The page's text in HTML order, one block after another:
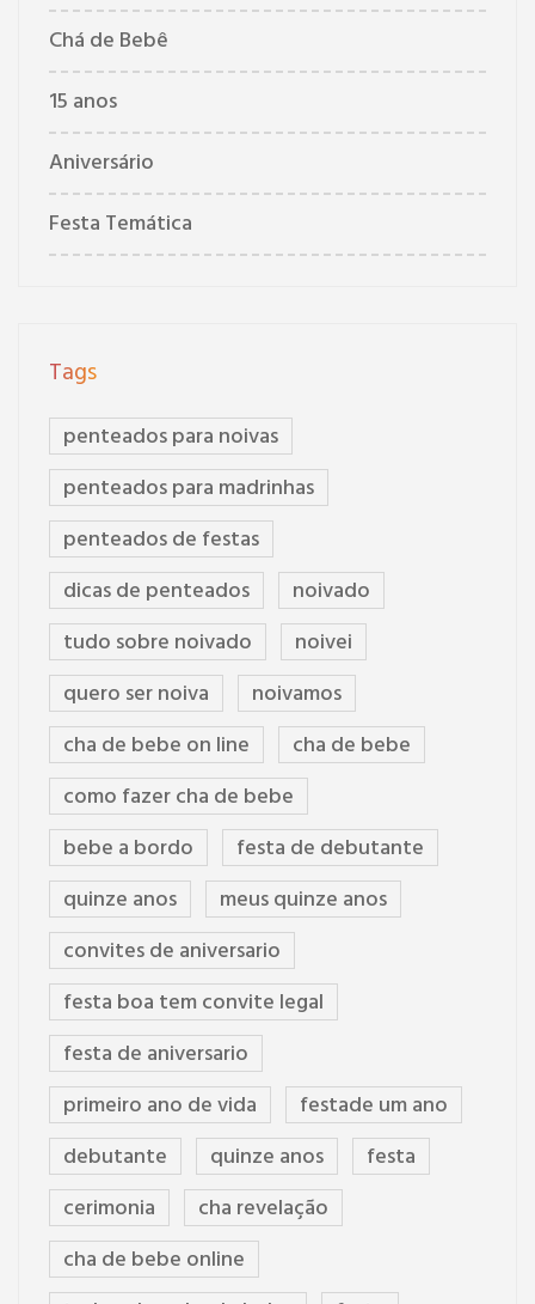
Chá de Bebê
15 anos
Aniversário
Festa Temática
Tags
penteados para noivas
penteados para madrinhas
penteados de festas
dicas de penteados
noivado
tudo sobre noivado
noivei
quero ser noiva
noivamos
cha de bebe on line
cha de bebe
como fazer cha de bebe
bebe a bordo
festa de debutante
quinze anos
meus quinze anos
convites de aniversario
festa boa tem convite legal
festa de aniversario
primeiro ano de vida
festade um ano
debutante
quinze anos
festa
cerimonia
cha revelação
cha de bebe online